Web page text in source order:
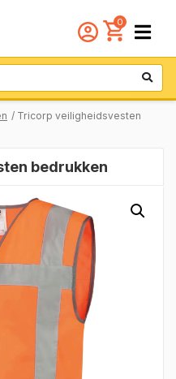
0
/ Tricorp veiligheidsvesten
bedrukken